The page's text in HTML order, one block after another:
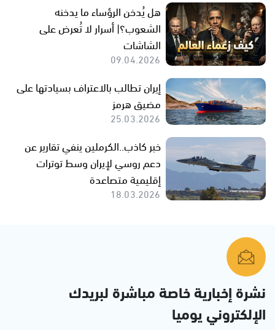
هل يُدخن الرؤساء ما يدخنه
الشعوب؟| أسرار لا تُعرض على
الشاشات
09.04.2026
إيران تطالب بالاعتراف بسيادتها على
مضيق هرمز
25.03.2026
خبر كاذب..الكرملين ينفي تقارير عن
دعم روسي لإيران وسط توترات
إقليمية متصاعدة
18.03.2026
نشرة إخبارية خاصة مباشرة لبريدك
الإلكتروني يوميا